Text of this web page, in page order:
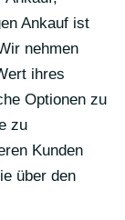
Ankauf ist
nehmen
ihres
Optionen zu
zu
Kunden
über den